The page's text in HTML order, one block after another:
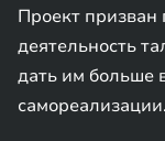
Проект
деятельность
дать им больше
самореализации.